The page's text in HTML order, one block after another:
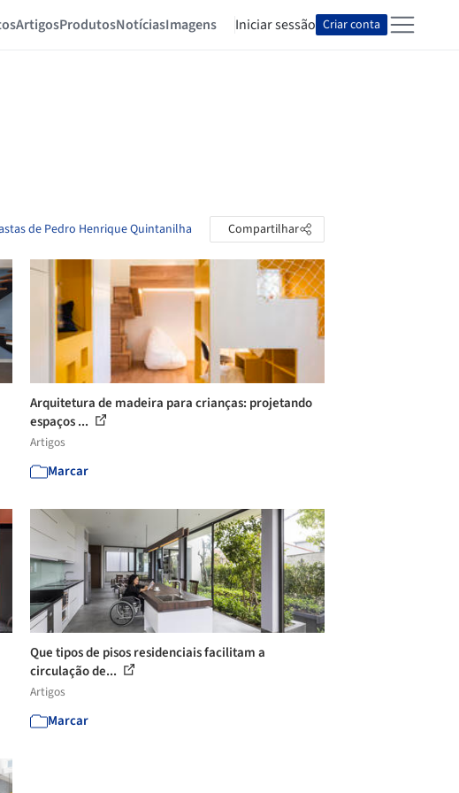
ArtigosProdutosNotíciasImagens Iniciar sessão Criar conta
de Pedro Henrique Quintanilha Compartilhar
Arquitetura de madeira para crianças: projetando
espaços ...
Artigos
Marcar
Que tipos de pisos residenciais facilitam a
circulação de...
Artigos
Marcar